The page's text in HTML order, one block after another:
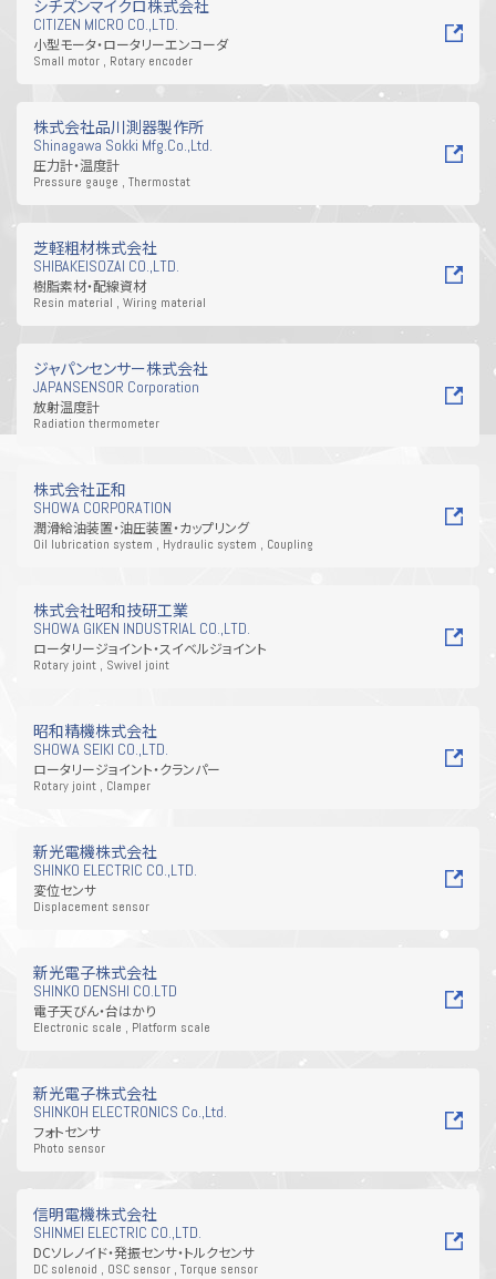
シチズンマイクロ株式会社
CITIZEN MICRO CO.,LTD.
小型モータ・ロータリーエンコーダ
Small motor , Rotary encoder
株式会社品川測器製作所
Shinagawa Sokki Mfg.Co.,Ltd.
圧力計・温度計
Pressure gauge , Thermostat
芝軽粗材株式会社
SHIBAKEISOZAI CO.,LTD.
樹脂素材・配線資材
Resin material , Wiring material
ジャパンセンサー株式会社
JAPANSENSOR Corporation
放射温度計
Radiation thermometer
株式会社正和
SHOWA CORPORATION
潤滑給油装置・油圧装置・カップリング
Oil lubrication system , Hydraulic system , Coupling
株式会社昭和技研工業
SHOWA GIKEN INDUSTRIAL CO.,LTD.
ロータリージョイント・スイベルジョイント
Rotary joint , Swivel joint
昭和精機株式会社
SHOWA SEIKI CO.,LTD.
ロータリージョイント・クランパー
Rotary joint , Clamper
新光電機株式会社
SHINKO ELECTRIC CO.,LTD.
変位センサ
Displacement sensor
新光電子株式会社
SHINKO DENSHI CO.LTD
電子天びん・台はかり
Electronic scale , Platform scale
新光電子株式会社
SHINKOH ELECTRONICS Co.,Ltd.
フォトセンサ
Photo sensor
信明電機株式会社
SHINMEI ELECTRIC CO.,LTD.
DCソレノイド・発振センサ・トルクセンサ
DC solenoid , OSC sensor , Torque sensor